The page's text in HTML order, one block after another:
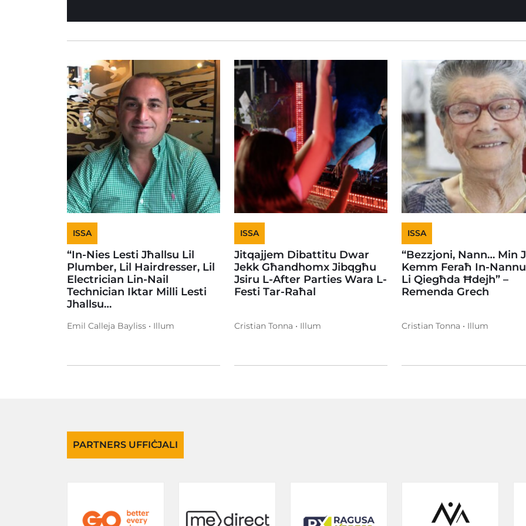
ISSA
“In-Nies Lesti Jħallsu Lil
Plumber, Lil Hairdresser, Lil
Electrician Lin-Nail
Technician Iktar Milli Lesti
Jhallsu…
Emil Calleja Bayliss • Illum
ISSA
Jitqajjem Dibattitu Dwar
Jekk Għandhomx Jibqgħu
Jsiru L-After Parties Wara L-
Festi Tar-Raħal
Cristian Tonna • Illum
ISSA
“Bezzjoni, Nann… Min
Kemm Feraħ In-
Li Qiegħda Ħdejh” –
Remenda Grech
Cristian Tonna • Illum
PARTNERS UFFIĊJALI